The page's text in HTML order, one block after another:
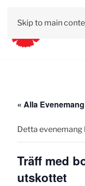
Skip to main
« Alla Evenemang
Detta evenemang
Träff med
utskottet